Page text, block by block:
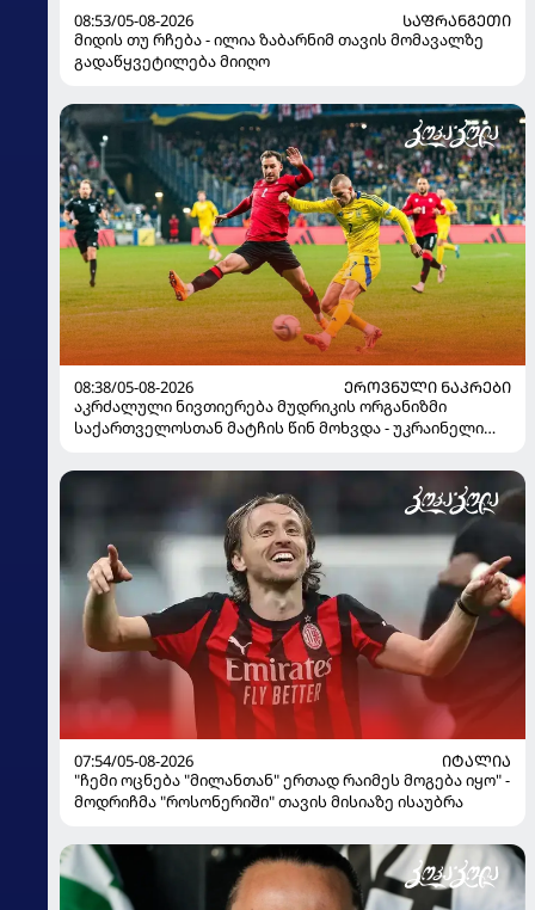
08:53/05-08-2026
ᲡᲐᲤᲠᲐᲜᲒᲔᲗᲘ
მიდის თუ რჩება - ილია ზაბარნიმ თავის მომავალზე
გადაწყვეტილება მიიღო
08:38/05-08-2026
ᲔᲠᲝᲕᲜᲣᲚᲘ ᲜᲐᲙᲠᲔᲑᲘ
აკრძალული ნივთიერება მუდრიკის ორგანიზმი
საქართველოსთან მატჩის წინ მოხვდა - უკრაინელი
ინფორმაციას ავრცელებს
07:54/05-08-2026
ᲘᲢᲐᲚᲘᲐ
"ჩემი ოცნება "მილანთან" ერთად რაიმეს მოგება იყო" -
მოდრიჩმა "როსონერიში" თავის მისიაზე ისაუბრა